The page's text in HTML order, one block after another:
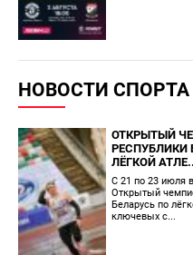
НОВОСТИ СПОРТА
ОТКРЫТЫЙ
РЕСПУБЛИКИ
ЛЁГКОЙ
С 21 по 23 июля
Открытый
Беларусь по
ключевых с...